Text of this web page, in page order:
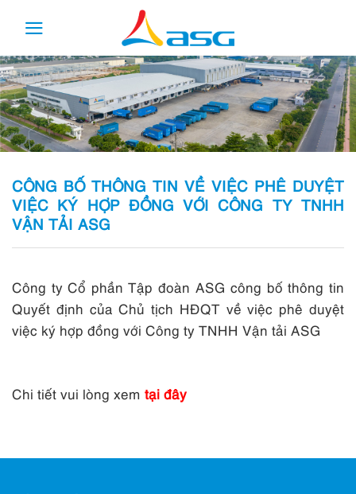
content
CÔNG BỐ THÔNG TIN VỀ VIỆC PHÊ DUYỆT
VIỆC KÝ HỢP ĐỒNG VỚI CÔNG TY TNHH
VẬN TẢI ASG
Công ty Cổ phần Tập đoàn ASG công bố thông tin
Quyết định của Chủ tịch HĐQT về việc phê duyệt
việc ký hợp đồng với Công ty TNHH Vận tải ASG
Chi tiết vui lòng xem tại đây